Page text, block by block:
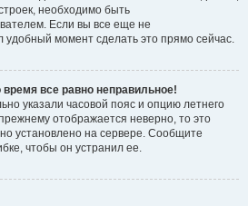
необходимо быть
Если вы все еще не
удобный момент сделать это прямо сейчас.
все равно неправильное!
указали часовой пояс и опцию летнего
отображается неверно, то это
установлено на сервере. Сообщите
чтобы он устранил ее.